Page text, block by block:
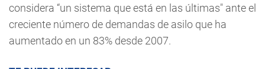
considera “un sistema que está en las últimas" ante el
creciente número de demandas de asilo que ha
aumentado en un 83% desde 2007.